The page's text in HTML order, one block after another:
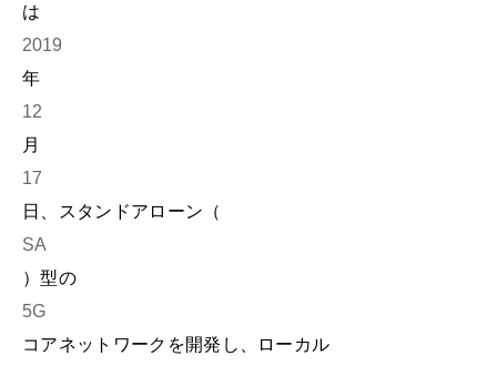
は
2019
年
12
月
17
日、スタンドアローン（
SA
）型の
5G
コアネットワークを開発し、ローカル